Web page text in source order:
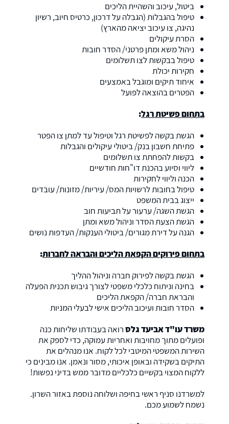
ביטול, עיכוב והשהיית הליכים
טיפול בהגבלות (הגבלה על דרכון, כרטיס חיוב, רשיון
נהיגה, צו עיכוב יציאה מהארץ)
הסרת עיקולים
ניהול משא ומתן פרטני/ הסדר חובות
טיפול בבקשות לצו תשלומים
חקירות יכולת
איחוד תיקים ומוגבל באמצעים
הפטרים בהוצאה לפועל
בתחום פשיטת רגל:
הגשת בקשה לפשיטת רגל וטיפול עד למתן צו הפטר
פתיחת חשבון בנק/ ביטולי עיקולים והגבלות
בקשות להפחתת צו תשלומים
ליווי וסיוע בהכנת דו"חות חודשיים
הכנה וליווי לחקירות
טיפול בחובות לרשויות המס/ עיריות/ מזונות/ עובדים
ייצוג בבית המשפט
הגשת השגה/ ערעור על תביעות חוב
הגשת הצעת הסדר וניהול משא ומתן
הגנה על דירת מגורים/ ביטולי הענקות/ העדפות נושים
בתחום פירוקים הקפאת הליכים והבראה לחברות:
הגשת בקשה לפירוק חברה וניהול ההליך
בחינה וניתוח כלכלי משפטי לצורך גיבוש תכנית הפעלה
והבראת חברה/ הקפאת הליכים
הסדר חובות ועיכוב הליכים אישי לבעלי המניות
משרד עו"ד אביעד גלסרואה בעבודתו שליחות כנה
ופועלים מתוך מחויבות ואחריות עמוקה, כדי לספק את
השירות המשפטי המיטבי לכל לקוח. אנו מנהלים את
התיקים בשקידה ובאופן איכותי, מסור ונאמן. אנו מבינים כי
ללקוח המצוי בקשיים כלכליים מדובר ממש בדיני נפשות!
למשרדנו סניף ראשי בחיפה ושלוחה נוספת באזור השרון.
נשמח לשמוע מכם.